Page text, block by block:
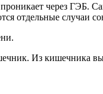
через ГЭБ.
отдельные случаи
Из кишечника